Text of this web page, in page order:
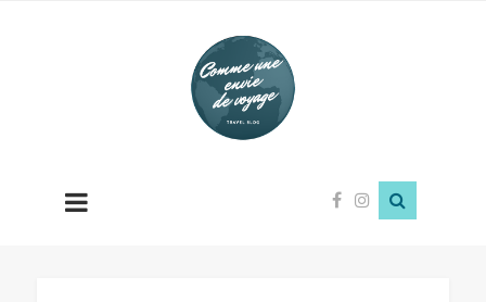
Comme
une
envie
de